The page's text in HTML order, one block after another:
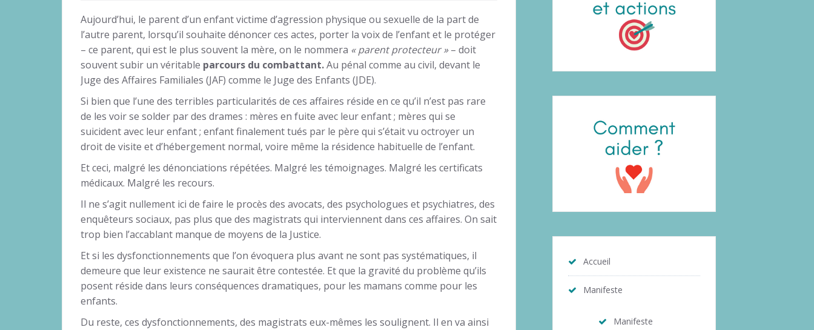
Aujourd’hui, le parent d’un enfant victime d’agression physique ou sexuelle de la part de
l’autre parent, lorsqu’il souhaite dénoncer ces actes, porter la voix de l’enfant et le protéger
– ce parent, qui est le plus souvent la mère, on le nommera « parent protecteur »– doit
souvent subir un véritable parcours du combattant.Au pénal comme au civil, devant le
Juge des Affaires Familiales (JAF) comme le Juge des Enfants (JDE).
Si bien que l’une des terribles particularités de ces affaires réside en ce qu’il n’est pas rare
de les voir se solder par des drames : mères en fuite avec leur enfant ; mères qui se
suicident avec leur enfant ; enfant finalement tués par le père qui s’était vu octroyer un
droit de visite et d’hébergement normal, voire même la résidence habituelle de l’enfant.
Et ceci, malgré les dénonciations répétées. Malgré les témoignages. Malgré les certificats
médicaux. Malgré les recours.
Il ne s’agit nullement ici de faire le procès des avocats, des psychologues et psychiatres, des
enquêteurs sociaux, pas plus que des magistrats qui interviennent dans ces affaires. On sait
trop bien l’accablant manque de moyens de la Justice.
Et si les dysfonctionnements que l’on évoquera plus avant ne sont pas systématiques, il
demeure que leur existence ne saurait être contestée. Et que la gravité du problème qu’ils
posent réside dans leurs conséquences dramatiques, pour les mamans comme pour les
enfants.
Du reste, ces dysfonctionnements, des magistrats eux-mêmes les soulignent. Il en va ainsi
Accueil
Manifeste
Manifeste